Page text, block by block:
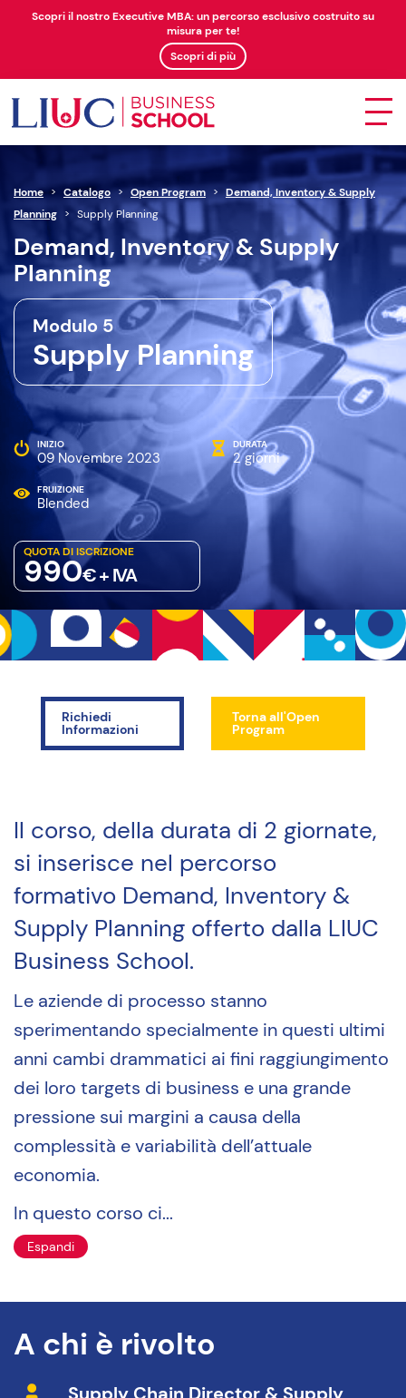
Scopri il nostro Executive MBA: un percorso esclusivo costruito su
misura per te!
Scopri di più
Home > Catalogo > Open Program > Demand, Inventory & Supply
Planning > Supply Planning
Demand, Inventory & Supply
Planning
Modulo 5
Supply Planning
INIZIO
09 Novembre 2023
DURATA
2 giorni
FRUIZIONE
Blended
QUOTA DI ISCRIZIONE
990€ + IVA
Richiedi
Informazioni
Torna all'Open
Program
Il corso, della durata di 2 giornate,
si inserisce nel percorso
formativo Demand, Inventory &
Supply Planning offerto dalla LIUC
Business School.
Le aziende di processo stanno
sperimentando specialmente in questi ultimi
anni cambi drammatici ai fini raggiungimento
dei loro targets di business e una grande
pressione sui margini a causa della
complessità e variabilità dell’attuale
economia.
In questo corso ci...
Espandi
A chi è rivolto
Supply Chain Director & Supply